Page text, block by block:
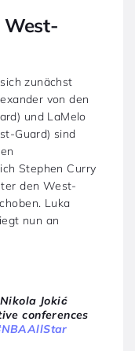
West-
zunächst
von den
und LaMelo
Guard) sind
Stephen Curry
den West-
Luka
nun an
Jokić
conferences